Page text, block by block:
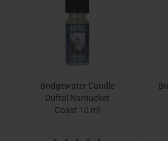
Bridgewater Candle
Duftöl Nantucket
Coast 10 ml